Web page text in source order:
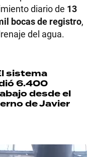
diario de 13
bocas de registro,
del agua.
sistema
6.400
desde el
de Javier